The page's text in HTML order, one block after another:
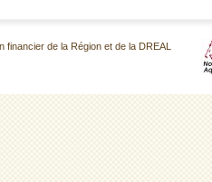
de la Région et de la DREAL